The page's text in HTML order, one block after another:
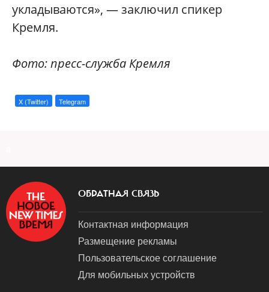
укладываются», — заключил спикер
Кремля.
Фото: пресс-служба Кремля
X (Twitter) Telegram
ОБРАТНАЯ СВЯЗЬ
Контактная информация
Размещение рекламы
Пользовательское соглашение
Для мобильных устройств